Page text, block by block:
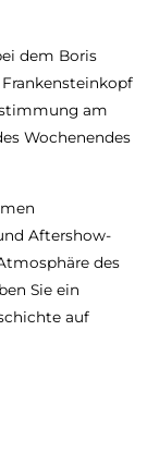
dem Boris
am
Wochenendes
Aftershow-
des
Sie ein
auf